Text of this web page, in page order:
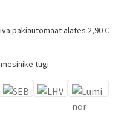
pakiautomaat alates 2,90 €
tugi